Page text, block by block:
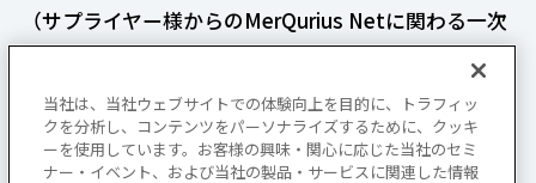
（サプライヤー様からのMerQurius Netに関わる一次
受付時間 9時～17時 土曜・日曜・祝日、当社指定の
休業日を除く
当社は、当社ウェブサイトでの体験向上を目的に、トラフィッ
クを分析し、コンテンツをパーソナライズするために、クッキ
ーを使用しています。お客様の興味・関心に応じた当社のセミ
ナー・イベント、および当社の製品・サービスに関連した情報